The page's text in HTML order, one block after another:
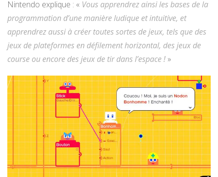
Nintendo explique : « Vous apprendrez ainsi les bases de la
programmation d’une manière ludique et intuitive, et
apprendrez aussi à créer toutes sortes de jeux, tels que des
jeux de plateformes en défilement horizontal, des jeux de
course ou encore des jeux de tir dans l’espace ! »